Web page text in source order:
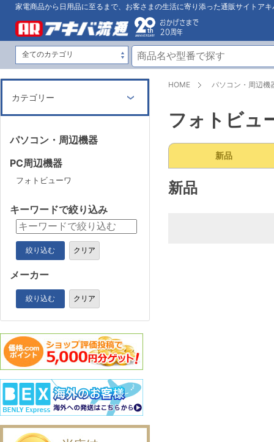
家電商品から日用品に至るまで、お客さまの生活に寄り添った通販サイトアキ
HOME パソコン・周辺機
フォトビュ
新品
新品
カテゴリー
パソコン・周辺機器
PC周辺機器
フォトビューワ
キーワードで絞り込み
絞り込む クリア
メーカー
絞り込む クリア